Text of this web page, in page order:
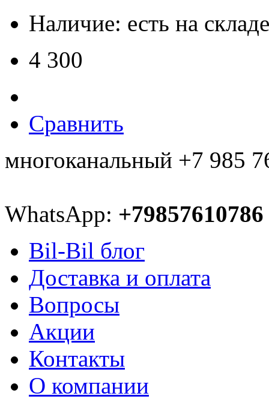
Наличие: есть на складе
4 300
Сравнить
многоканальный +7 985
WhatsApp: +79857610786
Bil-Bil блог
Доставка и оплата
Вопросы
Акции
Контакты
О компании